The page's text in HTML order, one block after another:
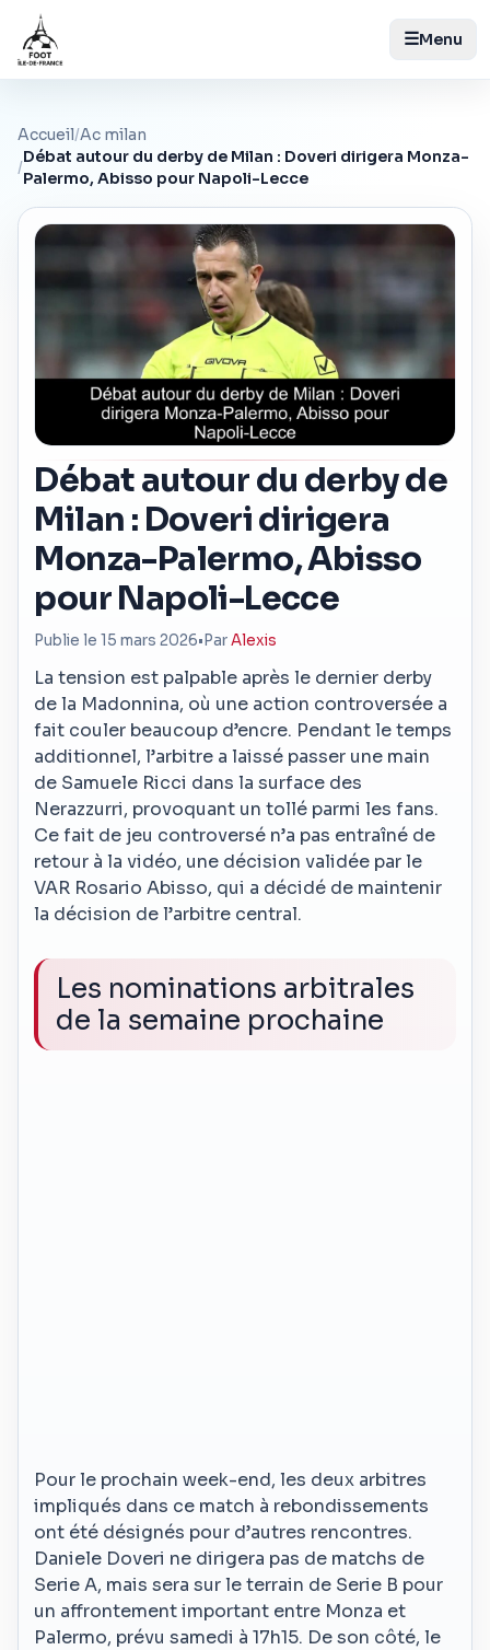
☰Menu
Accueil/Ac milan
/
Débat autour du derby de Milan : Doveri dirigera Monza-
Palermo, Abisso pour Napoli-Lecce
Débat autour du derby de
Milan : Doveri dirigera
Monza-Palermo, Abisso
pour Napoli-Lecce
Publie le 15 mars 2026• ParAlexis
La tension est palpable après le dernier derby
de la Madonnina, où une action controversée a
fait couler beaucoup d’encre. Pendant le temps
additionnel, l’arbitre a laissé passer une main
de Samuele Ricci dans la surface des
Nerazzurri, provoquant un tollé parmi les fans.
Ce fait de jeu controversé n’a pas entraîné de
retour à la vidéo, une décision validée par le
VAR Rosario Abisso, qui a décidé de maintenir
la décision de l’arbitre central.
Les nominations arbitrales
de la semaine prochaine
Pour le prochain week-end, les deux arbitres
impliqués dans ce match à rebondissements
ont été désignés pour d’autres rencontres.
Daniele Doveri ne dirigera pas de matchs de
Serie A, mais sera sur le terrain de Serie B pour
un affrontement important entre Monza et
Palermo, prévu samedi à 17h15. De son côté, le